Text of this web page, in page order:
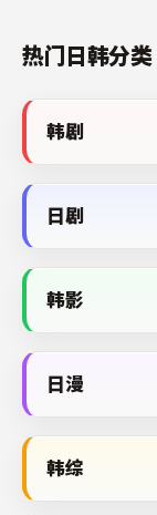
热门日韩分类
韩剧
日剧
韩影
日漫
韩综